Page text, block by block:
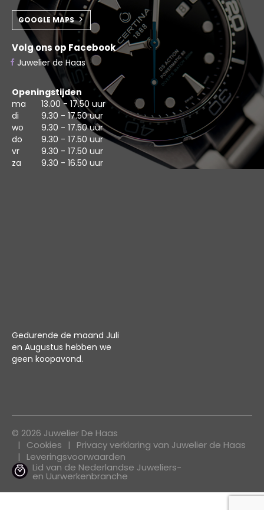
GOOGLE MAPS
Volg ons op Facebook
Juwelier de Haas
Openingstijden
ma
13.00 - 17.50 uur
di
9.30 - 17.50 uur
wo
9.30 - 17.50 uur
do
9.30 - 17.50 uur
vr
9.30 - 17.50 uur
za
9.30 - 16.50 uur
Gedurende de maand Juli
en Augustus hebben we
geen koopavond.
© 2026 Juwelier De Haas
Cookies
Privacy verklaring van Juwelier de Haas
Leveringsvoorwaarden
Lid van de Nederlandse Juweliers-
en Uurwerkenbranche